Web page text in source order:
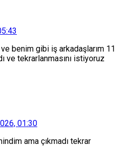
ve benim gibi iş arkadaşlarım 11
ve tekrarlanmasını istiyoruz
01:30
ama çıkmadı tekrar